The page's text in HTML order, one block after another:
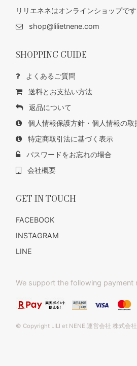
リリエネネはオンラインショップです
shop@lilietnene.com
SHOPPING GUIDE
よくあるご質問
送料とお支払い方法
返品について
個人情報保護方針・個人情報の取
特定商取引法に基づく表示
パスワードをお忘れの場合
会社概要
GET IN TOUCH
FACEBOOK
INSTAGRAM
LINE
We support the following payment
© Copyright LILI et NENE.運営会社 株式会